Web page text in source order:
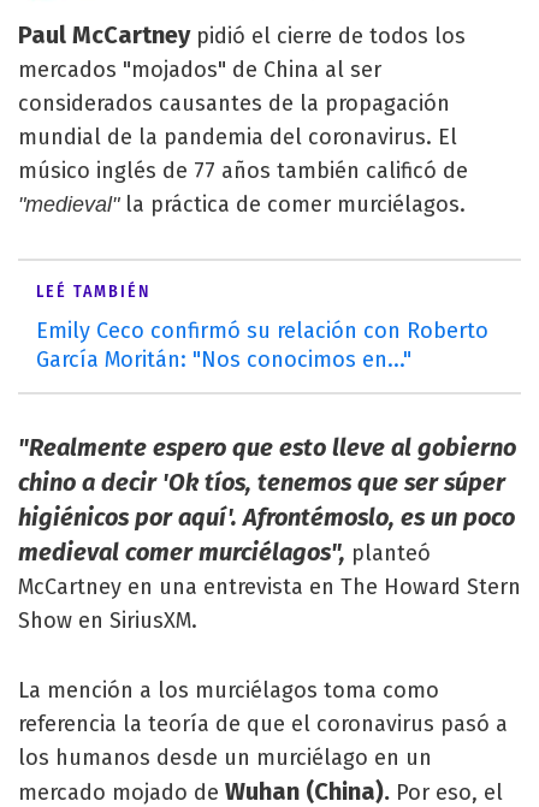
Paul McCartney pidió el cierre de todos los
mercados "mojados" de China al ser
considerados causantes de la propagación
mundial de la pandemia del coronavirus. El
músico inglés de 77 años también calificó de
"medieval"la práctica de comer murciélagos.
LEÉ TAMBIÉN
Emily Ceco confirmó su relación con Roberto
García Moritán: "Nos conocimos en..."
"Realmente espero que esto lleve al gobierno
chino a decir 'Ok tíos, tenemos que ser súper
higiénicos por aquí'. Afrontémoslo, es un poco
medieval comer murciélagos", planteó
McCartney en una entrevista en The Howard Stern
Show en SiriusXM.
La mención a los murciélagos toma como
referencia la teoría de que el coronavirus pasó a
los humanos desde un murciélago en un
mercado mojado de Wuhan (China). Por eso, el